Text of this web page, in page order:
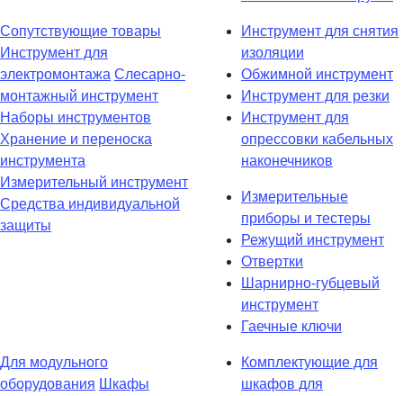
Сопутствующие товары
Инструмент для
электромонтажа Слесарно-
монтажный инструмент
Наборы инструментов
Хранение и переноска
инструмента
Измерительный инструмент
Средства индивидуальной
защиты
Инструмент для снятия
изоляции
Обжимной инструмент
Инструмент для резки
Инструмент для
опрессовки кабельных
наконечников
Измерительные
приборы и тестеры
Режущий инструмент
Отвертки
Шарнирно-губцевый
инструмент
Гаечные ключи
Для модульного
оборудования Шкафы
Комплектующие для
шкафов для